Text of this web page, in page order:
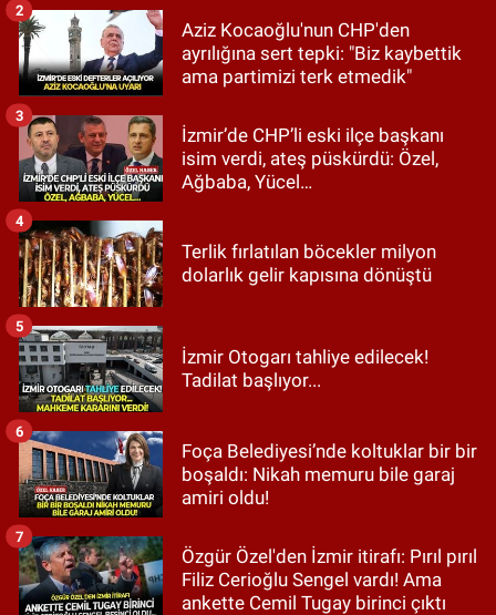
Aziz Kocaoğlu'nun CHP'den
ayrılığına sert tepki: "Biz kaybettik
ama partimizi terk etmedik"
2
İzmir’de CHP’li eski ilçe başkanı
isim verdi, ateş püskürdü: Özel,
Ağbaba, Yücel…
3
Terlik fırlatılan böcekler milyon
dolarlık gelir kapısına dönüştü
4
İzmir Otogarı tahliye edilecek!
Tadilat başlıyor...
5
Foça Belediyesi’nde koltuklar bir bir
boşaldı: Nikah memuru bile garaj
amiri oldu!
6
Özgür Özel'den İzmir itirafı: Pırıl pırıl
Filiz Cerioğlu Sengel vardı! Ama
ankette Cemil Tugay birinci çıktı
7